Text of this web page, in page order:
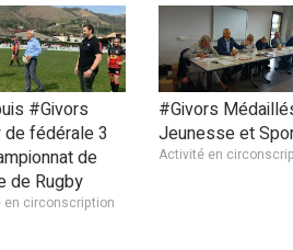
#Givors
de fédérale 3
de
de Rugby
en circonscription
#Givors
Jeunesse et
Activité en